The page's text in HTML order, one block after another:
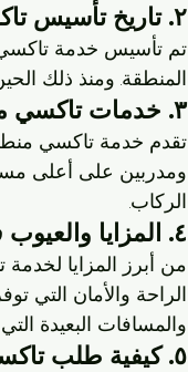
٢. تاريخ تأسيس تاكسي منطقة الرابية
تم تأسيس خدمة
المنطقة. ومنذ ذلك
٣. خدمات تاكسي منطقة الرابية
تقدم خدمة تاكسي
ومدربين على أعلى
الركاب.
٤. المزايا والعيوب في استخدام تاكسي منطقة الرابية
من أبرز المزايا لخدمة
الراحة والأمان التي
والمسافات البعيدة
٥. كيفية طلب تاكسي منطقة الرابية